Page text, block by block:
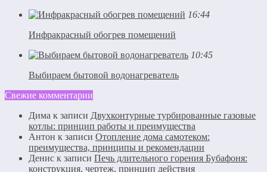
16:44
Инфракрасный обогрев помещений
10:45
Выбираем бытовой водонагреватель
Свежие комментарии
Дима к записи Двухконтурные турбированные газовые
котлы: принцип работы и преимущества
Антон к записи Отопление дома самотеком:
преимущества, принципы и рекомендации
Денис к записи Печь длительного горения Бубафоня:
конструкция, чертеж, принцип действия